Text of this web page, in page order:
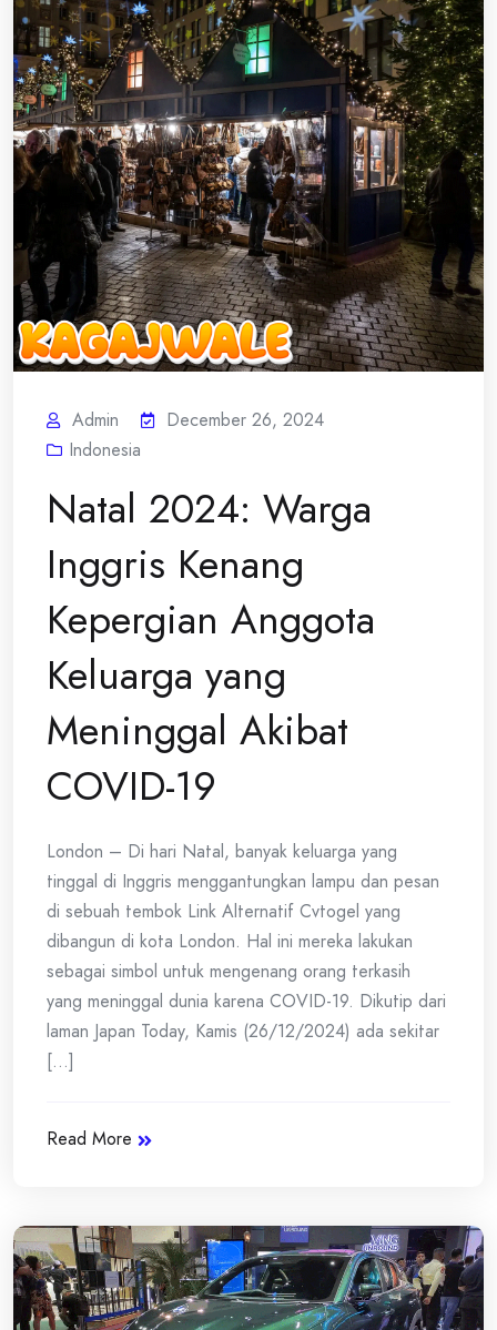
Admin
December 26, 2024
Indonesia
Natal 2024: Warga
Inggris Kenang
Kepergian Anggota
Keluarga yang
Meninggal Akibat
COVID-19
London – Di hari Natal, banyak keluarga yang
tinggal di Inggris menggantungkan lampu dan pesan
di sebuah tembok Link Alternatif Cvtogel yang
dibangun di kota London. Hal ini mereka lakukan
sebagai simbol untuk mengenang orang terkasih
yang meninggal dunia karena COVID-19. Dikutip dari
laman Japan Today, Kamis (26/12/2024) ada sekitar
[...]
Read More